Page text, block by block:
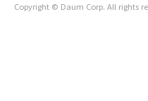
Copyright © Daum Corp. All rights